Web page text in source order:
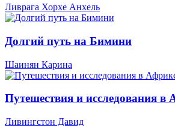
Ливрага Хорхе Анхель
Долгий путь на Бимини
Шаинян Карина
Путешествия и исследования в
Ливингстон Давид